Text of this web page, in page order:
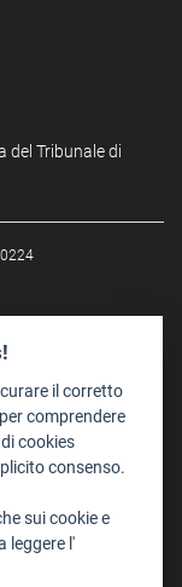
del Tribunale di
il corretto
comprendere
cookies
consenso.
sui cookie e
leggere l'